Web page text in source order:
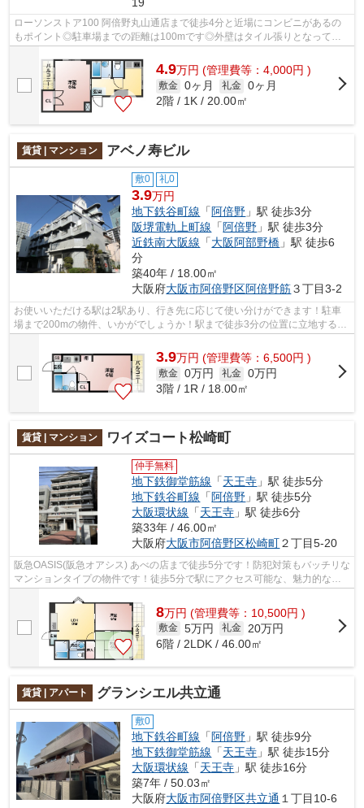
ローソンストア100 阿倍野丸山通店まで徒歩4分と近場にコンビニがあるの
もポイント◎駐車場までの距離は100mです◎外壁はタイル張りとなってい
て、印象的な外観です◎当社イチオシの物件...
4.9万円 (管理費等：4,000円 )
敷金 0ヶ月 礼金 0ヶ月
2階 / 1K / 20.00㎡
賃貸 | マンション アベノ寿ビル
敷0 礼0
3.9万円
地下鉄谷町線 「阿倍野 」駅 徒歩3分
阪堺電軌上町線 「阿倍野 」駅 徒歩3分
近鉄南大阪線 「大阪阿部野橋 」駅 徒歩6
分
築40年 / 18.00㎡
大阪府大阪市阿倍野区阿倍野筋３丁目3-2
お使いいただける駅は2駅あり、行き先に応じて使い分けができます！駐車
場まで200mの物件、いかがでしょうか！駅まで徒歩3分の位置に立地する、
アクセス良好な物件です！共用部には敷...
3.9万円 (管理費等：6,500円 )
敷金 0万円 礼金 0万円
3階 / 1R / 18.00㎡
賃貸 | マンション ワイズコート松崎町
仲手無料
地下鉄御堂筋線 「天王寺 」駅 徒歩5分
地下鉄谷町線 「 阿倍野 」駅 徒歩5分
大阪環状線 「天王寺 」駅 徒歩6分
築33年 / 46.00㎡
大阪府大阪市阿倍野区松崎町２丁目5-20
阪急OASIS(阪急オアシス) あべの店まで徒歩5分です！防犯対策もバッチリな
マンションタイプの物件です！徒歩5分で駅にアクセス可能な、魅力的な駅
8万円 (管理費等：10,500円 )
敷金 5万円 礼金
20万円
6階 / 2LDK / 46.00㎡
賃貸 | アパート グランシエル共立通
敷0
地下鉄谷町線 「 阿倍野 」駅 徒歩9分
地下鉄御堂筋線 「天王寺 」駅 徒歩15分
大阪環状線 「天王寺 」駅 徒歩16分
築7年 / 50.03㎡
大阪府大阪市阿倍野区共立通 １丁目10-6